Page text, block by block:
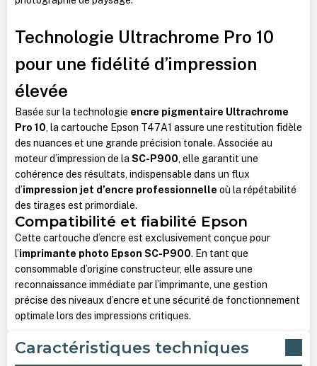
Technologie Ultrachrome Pro 10
pour une fidélité d’impression
élevée
Basée sur la technologie encre pigmentaire Ultrachrome
Pro 10, la cartouche Epson T47A1 assure une restitution fidèle
des nuances et une grande précision tonale. Associée au
moteur d’impression de la SC-P900, elle garantit une
cohérence des résultats, indispensable dans un flux
d’impression jet d’encre professionnelle où la répétabilité
des tirages est primordiale.
Compatibilité et fiabilité Epson
Cette cartouche d’encre est exclusivement conçue pour
l’imprimante photo Epson SC-P900. En tant que
consommable d’origine constructeur, elle assure une
reconnaissance immédiate par l’imprimante, une gestion
précise des niveaux d’encre et une sécurité de fonctionnement
optimale lors des impressions critiques.
Caractéristiques techniques